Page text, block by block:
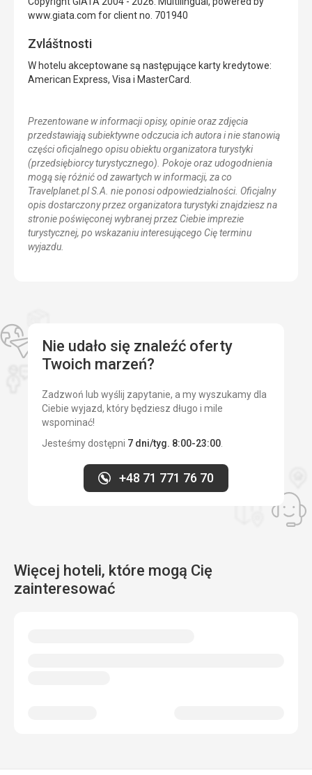
www.giata.com for client no. 701940
Zvláštnosti
W hotelu akceptowane są następujące karty kredytowe:
American Express, Visa i MasterCard.
Prezentowane w informacji opisy, opinie oraz zdjęcia
przedstawiają subiektywne odczucia ich autora i nie stanowią
części oficjalnego opisu obiektu organizatora turystyki
(przedsiębiorcy turystycznego). Pokoje oraz udogodnienia
mogą się różnić od zawartych w informacji, za co
Travelplanet.pl S.A. nie ponosi odpowiedzialności. Oficjalny
opis dostarczony przez organizatora turystyki znajdziesz na
stronie poświęconej wybranej przez Ciebie imprezie
turystycznej, po wskazaniu interesującego Cię terminu
wyjazdu.
Nie udało się znaleźć oferty
Twoich marzeń?
Zadzwoń lub wyślij zapytanie, a my wyszukamy dla
Ciebie wyjazd, który będziesz długo i mile
wspominać!
Jesteśmy dostępni 7 dni/tyg. 8:00-23:00.
+48 71 771 76 70
Więcej hoteli, które mogą Cię
zainteresować